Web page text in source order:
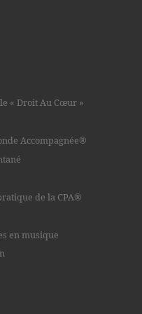
« Droit Au Cœur »
Accompagnée®
de la CPA®
en musique